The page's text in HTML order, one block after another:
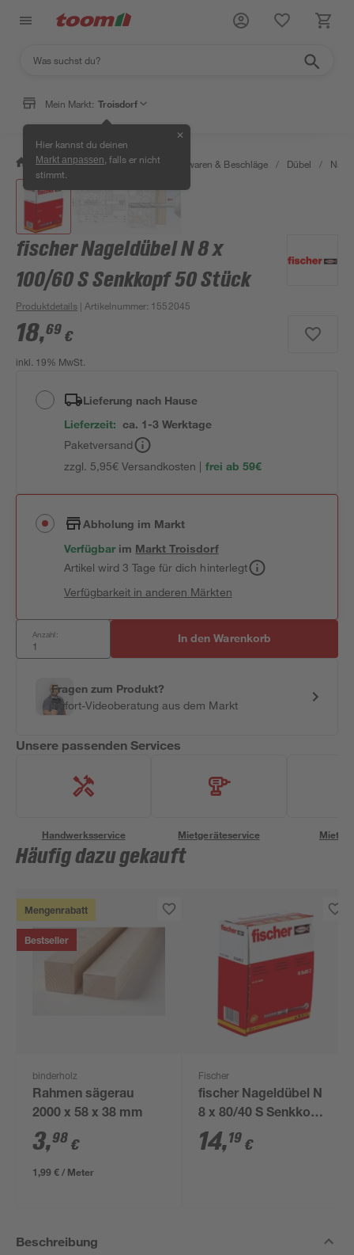
Mein Markt: Troisdorf
Hier kannst du deinen
Markt anpassen , falls er nicht
stimmt.
✕
/ Werkstatt & Maschinen / Eisenwaren & Beschläge / Dübel /
fischer Nageldübel N 8 x
100/60 S Senkkopf 50 Stück
Produktdetails | Artikelnummer: 1552045
18,69 €
inkl. 19% MwSt.
Lieferung nach Hause
Lieferzeit: ca. 1-3 Werktage
Paketversand
zzgl. 5,95€ Versandkosten | frei ab 59€
Abholung im Markt
Verfügbar im MarktTroisdorf
Artikel wird 3 Tage für dich hinterlegt
Verfügbarkeit in anderen Märkten
Anzahl: In den Warenkorb
Fragen zum Produkt?
Sofort-Videoberatung aus dem Markt
Unsere passenden Services
Handwerksservice Mietgeräteservice
Häufig dazu gekauft
Mengenrabatt
Bestseller
binderholz
Rahmen sägerau
2000 x 58 x 38 mm
3,98 €
1,99 € / Meter
Fischer
fischer Nageldübel N
8 x 80/40 S Senkkopf
50 Stück
14,19 €
Beschreibung